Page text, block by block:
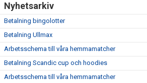
Nyhetsarkiv
Betalning bingolotter
Betalning Ullmax
Arbetsschema till våra hemmamatcher
Betalning Scandic cup och hoodies
Arbetsschema till våra hemmamatcher